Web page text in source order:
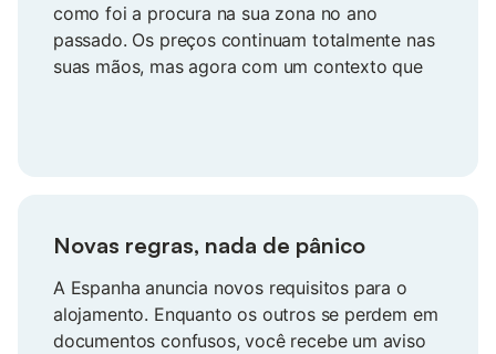
como foi a procura na sua zona no ano
passado. Os preços continuam totalmente nas
suas mãos, mas agora com um contexto que
Novas regras, nada de pânico
A Espanha anuncia novos requisitos para o
alojamento. Enquanto os outros se perdem em
documentos confusos, você recebe um aviso